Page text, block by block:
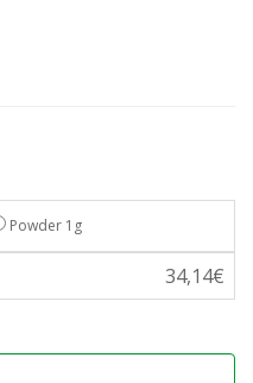
Powder 1g
34,14€